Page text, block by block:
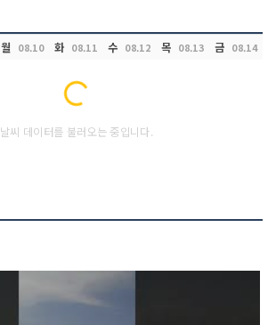
월 08.10 화 08.11 수 08.12 목 08.13 금 08.14
Loading...
날씨 데이터를 불러오는 중입니다.